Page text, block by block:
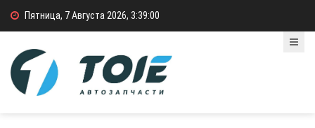
Пятница, 7 Августа 2026, 3:39:00